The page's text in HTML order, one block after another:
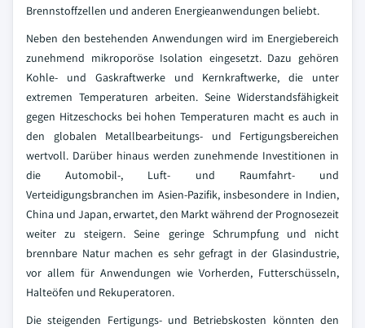
Brennstoffzellen und anderen Energieanwendungen beliebt.
Neben den bestehenden Anwendungen wird im Energiebereich
zunehmend mikroporöse Isolation eingesetzt. Dazu gehören
Kohle- und Gaskraftwerke und Kernkraftwerke, die unter
extremen Temperaturen arbeiten. Seine Widerstandsfähigkeit
gegen Hitzeschocks bei hohen Temperaturen macht es auch in
den globalen Metallbearbeitungs- und Fertigungsbereichen
wertvoll. Darüber hinaus werden zunehmende Investitionen in
die Automobil-, Luft- und Raumfahrt- und
Verteidigungsbranchen im Asien-Pazifik, insbesondere in Indien,
China und Japan, erwartet, den Markt während der Prognosezeit
weiter zu steigern. Seine geringe Schrumpfung und nicht
brennbare Natur machen es sehr gefragt in der Glasindustrie,
vor allem für Anwendungen wie Vorherden, Futterschüsseln,
Halteöfen und Rekuperatoren.
Die steigenden Fertigungs- und Betriebskosten könnten den